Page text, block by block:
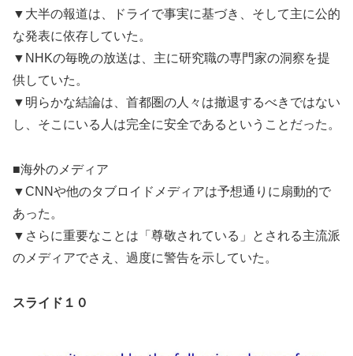
▼大半の報道は、ドライで事実に基づき、そして主に公的
な発表に依存していた。
▼NHKの毎晩の放送は、主に研究職の専門家の洞察を提
供していた。
▼明らかな結論は、首都圏の人々は撤退するべきではない
し、そこにいる人は完全に安全であるということだった。
■海外のメディア
▼CNNや他のタブロイドメディアは予想通りに扇動的で
あった。
▼さらに重要なことは「尊敬されている」とされる主流派
のメディアでさえ、過度に警告を示していた。
スライド１０